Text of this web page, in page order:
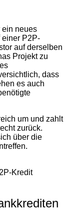
ein neues
einer P2P-
auf derselben
Projekt zu
dass
es auch
um und zahlt
zurück.
über die
Kredit